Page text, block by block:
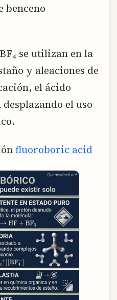
benceno
4 se utilizan en la
y aleaciones de
el ácido
el uso
fluoroboric acid